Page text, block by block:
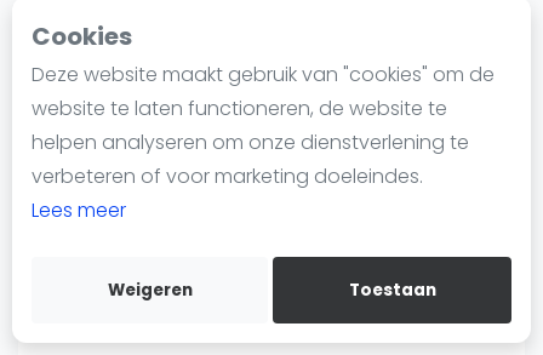
Cookies
Deze website maakt gebruik van "cookies" om de
website te laten functioneren, de website te
helpen analyseren om onze dienstverlening te
verbeteren of voor marketing doeleindes.
Lees meer
Weigeren Toestaan
Informatie
Over ons
Contact
Adverteren
Insights
WhatsApp
Join WhatsApp Community
4 0 Sinds 6 september 2024 12:35
Bullpadel
Bullpadel Vertex 04 W 2025 |
Padel Racket
€24495 €26995
-9%
Verzenden
Key specifications